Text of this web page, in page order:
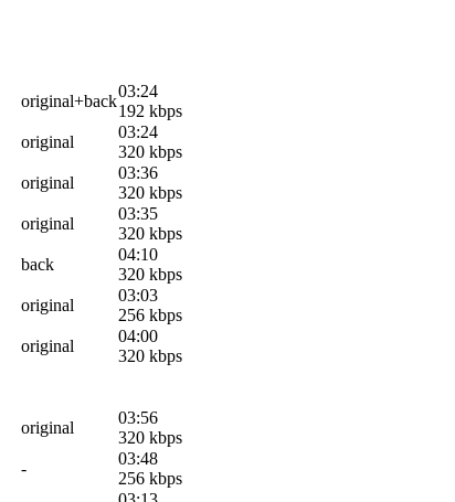
original+back
03:24
192 kbps
original
03:24
320 kbps
original
03:36
320 kbps
original
03:35
320 kbps
back
04:10
320 kbps
original
03:03
256 kbps
original
04:00
320 kbps
original
03:56
320 kbps
-
03:48
256 kbps